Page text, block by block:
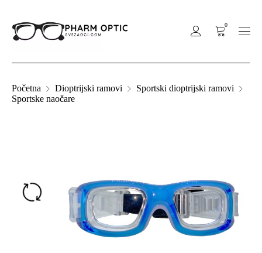
0
Početna Dioptrijski ramovi
Sportski dioptrijski ramovi
Sportske naočare